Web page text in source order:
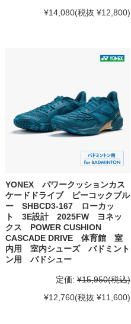
¥14,080(税抜 ¥12,800)
YONEX パワークッションカス
ケードドライブ ピーコックブル
ー SHBCD3-167 ローカッ
ト 3E設計 2025FW ヨネッ
クス POWER CUSHION
CASCADE DRIVE 体育館 室
内用 室内シューズ バドミント
ン用 バドシュー
定価: ¥15,950(税込)
¥12,760(税抜 ¥11,600)